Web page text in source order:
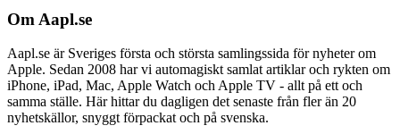
Om Aapl.se
Aapl.se är Sveriges första och största samlingssida för nyheter om
Apple. Sedan 2008 har vi automagiskt samlat artiklar och rykten om
iPhone, iPad, Mac, Apple Watch och Apple TV - allt på ett och
samma ställe. Här hittar du dagligen det senaste från fler än 20
nyhetskällor, snyggt förpackat och på svenska.